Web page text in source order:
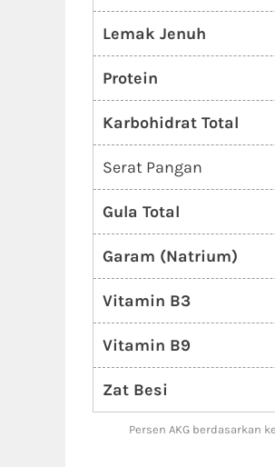
Lemak Jenuh
Protein
Karbohidrat Total
Serat Pangan
Gula Total
Garam (Natrium)
Vitamin B3
Vitamin B9
Zat Besi
Persen AKG berdasarkan